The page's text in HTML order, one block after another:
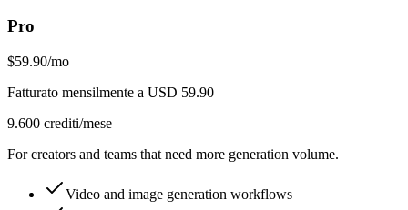
Pro
$59.90/mo
Fatturato mensilmente a USD 59.90
9.600 crediti/mese
For creators and teams that need more generation volume.
Video and image generation workflows